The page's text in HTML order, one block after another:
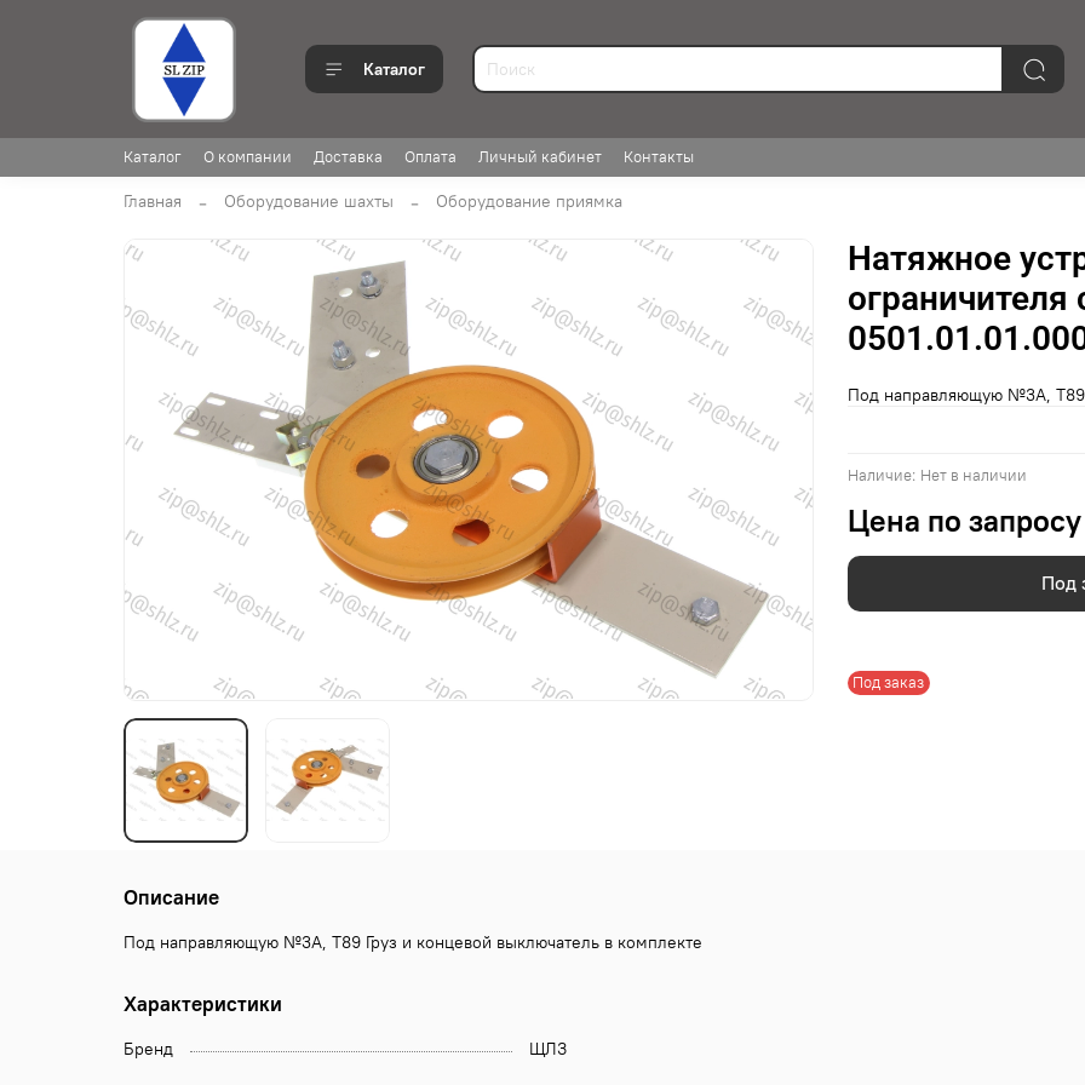
Каталог
Каталог О компании Доставка Оплата Личный кабинет Контакты
Главная Оборудование шахты Оборудование приямка
Наличие: Нет в наличии
Под заказ
Натяжное
ограничителя
Цена по запросу
Под
Под направляющую №3А, Т89
Описание
Под направляющую №3А, Т89 Груз и концевой выключатель в комплекте
Характеристики
Бренд ЩЛЗ